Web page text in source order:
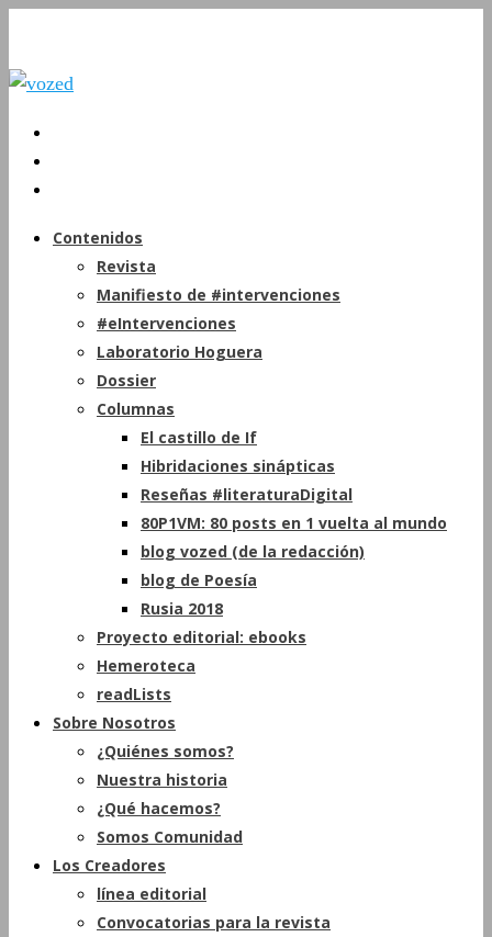
Contenidos
Revista
Manifiesto de #intervenciones
#eIntervenciones
Laboratorio Hoguera
Dossier
Columnas
El castillo de If
Hibridaciones sinápticas
Reseñas #literaturaDigital
80P1VM: 80 posts en 1 vuelta al mundo
blog vozed (de la redacción)
blog de Poesía
Rusia 2018
Proyecto editorial: ebooks
Hemeroteca
readLists
Sobre Nosotros
¿Quiénes somos?
Nuestra historia
¿Qué hacemos?
Somos Comunidad
Los Creadores
línea editorial
Convocatorias para la revista